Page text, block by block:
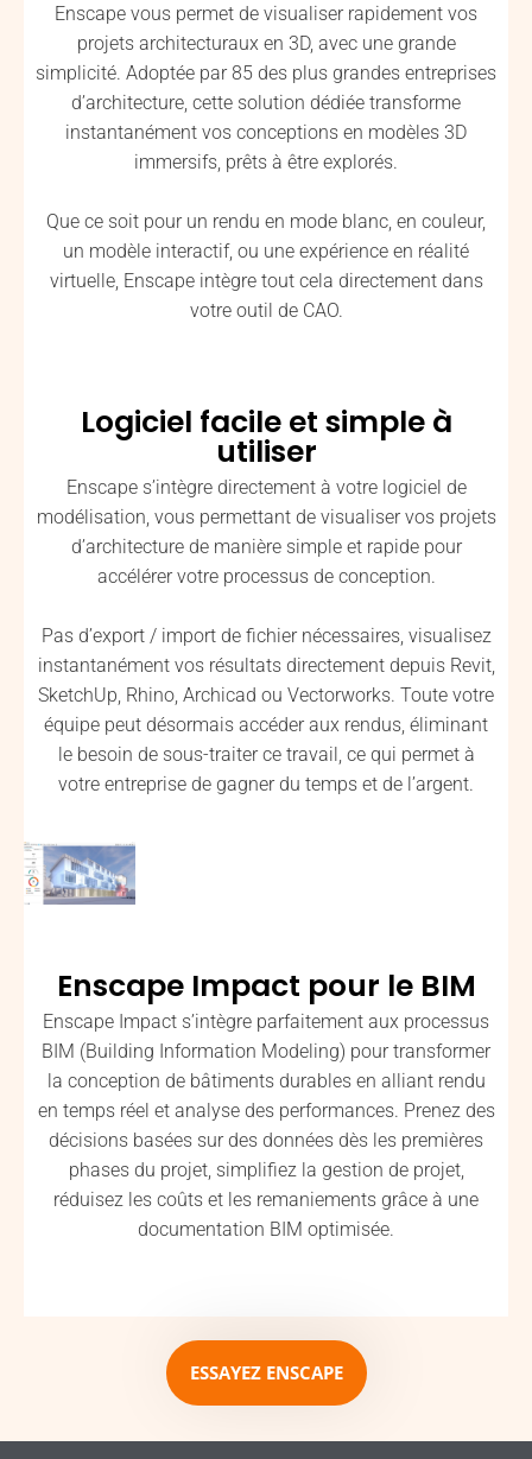
Enscape vous permet de visualiser rapidement vos
projets architecturaux en 3D, avec une grande
simplicité. Adoptée par 85 des plus grandes entreprises
d’architecture, cette solution dédiée transforme
instantanément vos conceptions en modèles 3D
immersifs, prêts à être explorés.
Que ce soit pour un rendu en mode blanc, en couleur,
un modèle interactif, ou une expérience en réalité
virtuelle, Enscape intègre tout cela directement dans
votre outil de CAO.
Logiciel facile et simple à
utiliser
Enscape s’intègre directement à votre logiciel de
modélisation, vous permettant de visualiser vos projets
d’architecture de manière simple et rapide pour
accélérer votre processus de conception.
Pas d’export / import de fichier nécessaires, visualisez
instantanément vos résultats directement depuis Revit,
SketchUp, Rhino, Archicad ou Vectorworks. Toute votre
équipe peut désormais accéder aux rendus, éliminant
le besoin de sous-traiter ce travail, ce qui permet à
votre entreprise de gagner du temps et de l’argent.
Enscape Impact pour le BIM
Enscape Impact s’intègre parfaitement aux processus
BIM (Building Information Modeling) pour transformer
la conception de bâtiments durables en alliant rendu
en temps réel et analyse des performances. Prenez des
décisions basées sur des données dès les premières
phases du projet, simplifiez la gestion de projet,
réduisez les coûts et les remaniements grâce à une
documentation BIM optimisée.
ESSAYEZ ENSCAPE